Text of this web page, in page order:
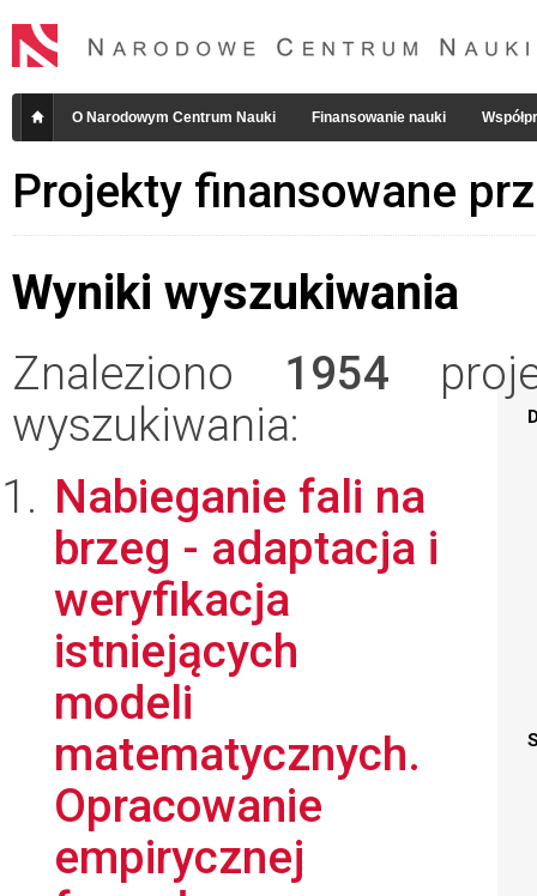
O Narodowym Centrum Nauki Finansowanie nauki
Projekty finansowane
Wyniki wyszukiwania
Znaleziono 1954
wyszukiwania:
Nabieganie fali na
brzeg - adaptacja i
weryfikacja
istniejących
modeli
matematycznych.
Opracowanie
empirycznej